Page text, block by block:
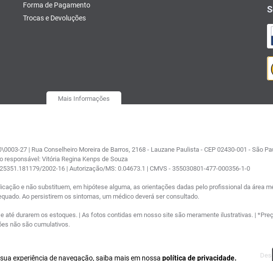
experiência de navegação, saiba mais em nossa política de privacidade.
Forma de Pagamento
Trocas e Devoluções
Mais Informações
27 | Rua Conselheiro Moreira de Barros, 2168 - Lauzane Paulista - CEP 02430-001 - São
Vitória Regina Kenps de Souza
2002-16 | Autorização/MS: 0.04673.1 | CMVS - 355030801-477-000356-1-0
e não substituem, em hipótese alguma, as orientações dadas pelo profissional da área
Ao persistirem os sintomas, um médico deverá ser consultado.
até durarem os estoques. | As fotos contidas em nosso site são meramente ilustrativas. |
não são cumulativos.